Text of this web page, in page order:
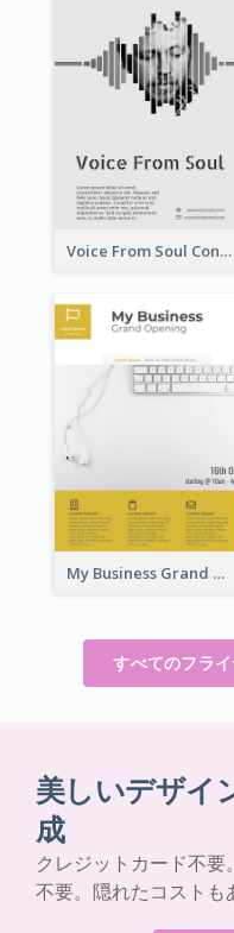
Voice From Soul Concert Flyer
My Business Grand Opening Flyer
すべてのフラ
美しいデザイ
成
クレジットカード不
不要。隠れたコストも